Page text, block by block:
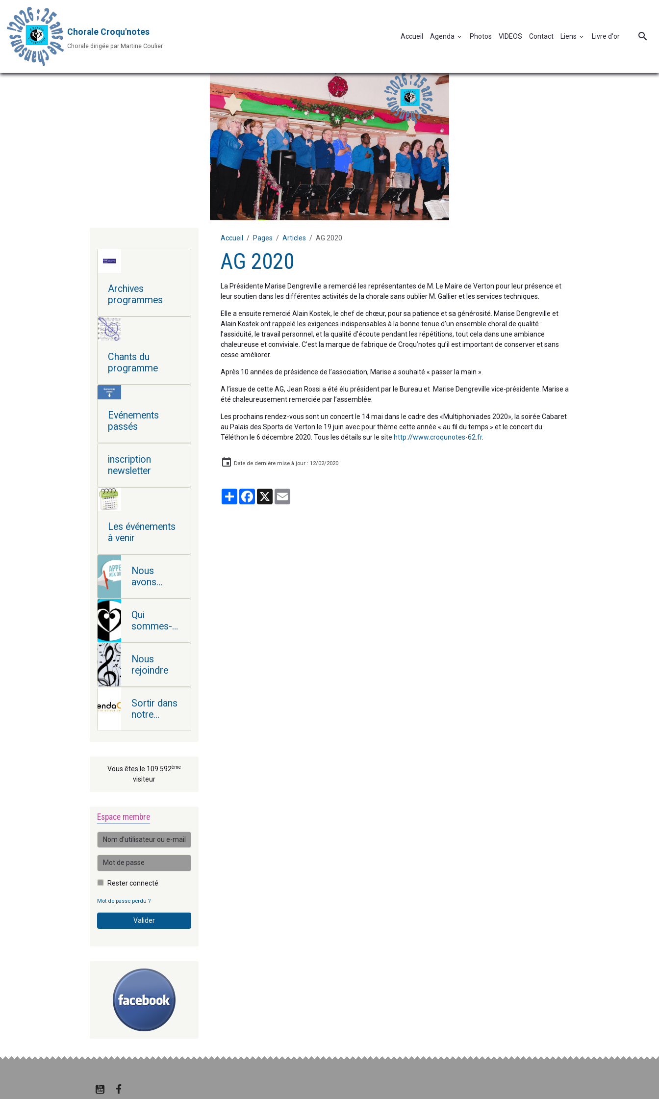
Chorale Croqu'notes
Chorale dirigée par Martine Coulier
Accueil Agenda Photos VIDEOS Contact Liens Livre d'or
Accueil Pages Articles AG 2020
AG 2020
La Présidente Marise Dengreville a remercié les représentantes de M. Le Maire de Verton pour leur présence et
leur soutien dans les différentes activités de la chorale sans oublier M. Gallier et les services techniques.
Elle a ensuite remercié Alain Kostek, le chef de chœur, pour sa patience et sa générosité. Marise Dengreville et
Alain Kostek ont rappelé les exigences indispensables à la bonne tenue d’un ensemble choral de qualité :
l’assiduité, le travail personnel, et la qualité d’écoute pendant les répétitions, tout cela dans une ambiance
chaleureuse et conviviale. C’est la marque de fabrique de Croqu’notes qu’il est important de conserver et sans
cesse améliorer.
Après 10 années de présidence de l’association, Marise a souhaité « passer la main ».
A l’issue de cette AG, Jean Rossi a été élu président par le Bureau et Marise Dengreville vice-présidente. Marise a
été chaleureusement remerciée par l’assemblée.
Les prochains rendez-vous sont un concert le 14 mai dans le cadre des «Multiphoniades 2020», la soirée Cabaret
au Palais des Sports de Verton le 19 juin avec pour thème cette année « au fil du temps » et le concert du
Téléthon le 6 décembre 2020. Tous les détails sur le site http://www.croqunotes-62.fr.
Date de dernière mise à jour : 12/02/2020
PartagerFacebook
X
Archives
programmes
Chants du
programme
Evénements
passés
inscription
newsletter
Les événements
à venir
Nous
avons
Qui
sommes-
Nous
rejoindre
Sortir dans
notre
Vous êtes le 109 592ème
visiteur
Espace membre
Rester connecté
Mot de passe perdu ?
Valider